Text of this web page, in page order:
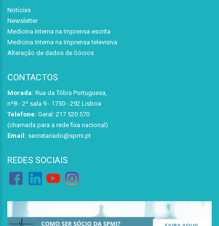
Notícias
Newsletter
Medicina Interna na Imprensa escrita
Medicina Interna na Imprensa televisiva
Alteração de dados de Sócios
CONTACTOS
Morada: Rua da Tóbis Portuguesa,
nº8 - 2º sala 9 - 1750 - 292 Lisboa
Telefone: Geral: 217 520 570
(chamada para a rede fixa nacional)
Email: secretariado@spmi.pt
REDES SOCIAIS